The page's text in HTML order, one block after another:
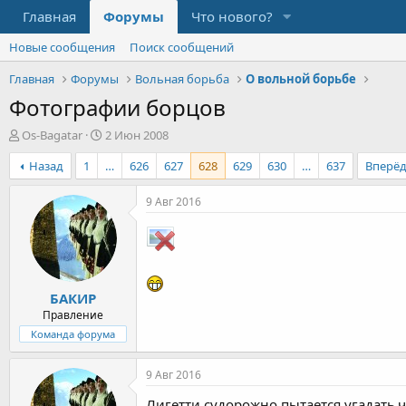
Главная Форумы Что нового?
Новые сообщения
Поиск сообщений
Главная
Форумы Вольная борьба О вольной борьбе
Фотографии борцов
А
в
т
о
Os-Bagatar
Д
а
т
а
а
ч
а
л
2 Июн 2008
Назад
1 … 626 627 628 629 630 … 637 Вперёд
БАКИР
Правление
Команда форума
9 Авг 2016
9 Авг 2016